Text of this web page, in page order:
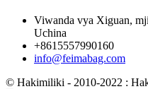
Viwanda vya Xiguan,
Uchina
+8615557990160
info@feimabag.com
© Hakimiliki - 2010-2022 :